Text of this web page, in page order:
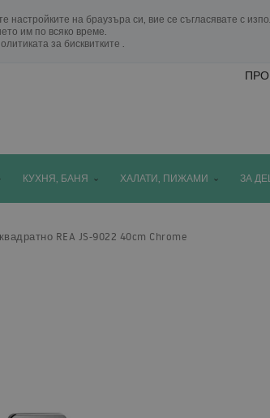
настройките на браузъра си, вие се съгласявате с
им по всяко време.
за бисквитките .
КУХНЯ, БАНЯ ХАЛАТИ, ПИЖАМИ ЗА
REA JS-9022 40cm Chrome